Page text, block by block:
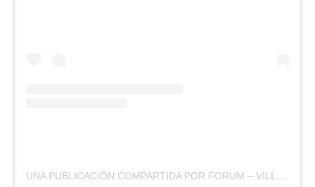
UNA PUBLICACIÓN COMPARTIDA POR FORUM – VILLA CARLOS PAZ (@FORUMVCP)